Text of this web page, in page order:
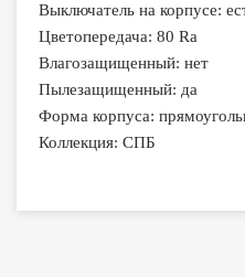
Выключатель на корпусе:
Цветопередача: 80 Ra
Влагозащищенный: нет
Пылезащищенный: да
Форма корпуса:
Коллекция: СПБ